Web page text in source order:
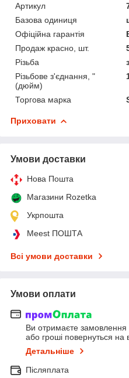
Артикул
Базова одиниця
Офіційна гарантія
Продаж красно, шт.
Різьба
Різьбове з'єднання, "
(дюйм)
Торгова марка
Приховати
Умови доставки
Нова Пошта
Магазини Rozetka
Укрпошта
Meest ПОШТА
Всі умови доставки
Умови оплати
Ви отримаєте замовлення
або гроші повернуться на
Детальніше
Післяплата